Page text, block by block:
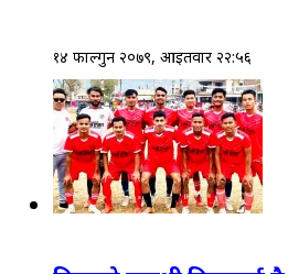
१४ फाल्गुन २०७९, आईतवार २२:५६